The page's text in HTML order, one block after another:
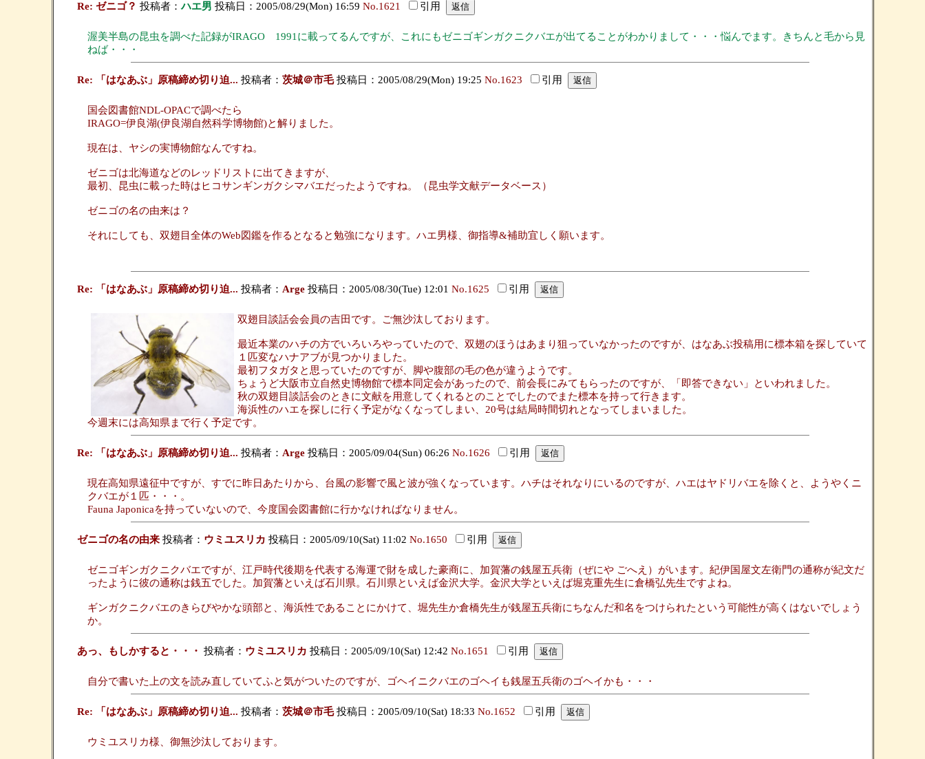
Re: ゼニゴ？ 投稿者：ハエ男 投稿日：2005/08/29(Mon) 16:59 No.1621 引用
渥美半島の昆虫を調べた記録がIRAGO 1991に載ってるんですが、これにもゼニゴギンガクニクバエが出てることがわかりまして・・・悩んでます。きちんと毛から見
ねば・・・
Re: 「はなあぶ」原稿締め切り迫... 投稿者： 茨城＠市毛投稿日：2005/08/29(Mon) 19:25 No.1623 引用
国会図書館NDL-OPACで調べたら
IRAGO=伊良湖(伊良湖自然科学博物館)と解りました。
現在は、ヤシの実博物館なんですね。
ゼニゴは北海道などのレッドリストに出てきますが、
最初、昆虫に載った時はヒコサンギンガクシマバエだったようですね。（昆虫学文献データベース）
ゼニゴの名の由来は？
それにしても、双翅目全体のWeb図鑑を作るとなると勉強になります。ハエ男様、御指導&補助宜しく願います。
Re: 「はなあぶ」原稿締め切り迫... 投稿者： Arge投稿日：2005/08/30(Tue) 12:01 No.1625 引用
双翅目談話会会員の吉田です。ご無沙汰しております。
最近本業のハチの方でいろいろやっていたので、双翅のほうはあまり狙っていなかったのですが、はなあぶ投稿用に標本箱を探していて
１匹変なハナアブが見つかりました。
最初フタガタと思っていたのですが、脚や腹部の毛の色が違うようです。
ちょうど大阪市立自然史博物館で標本同定会があったので、前会長にみてもらったのですが、「即答できない」といわれました。
秋の双翅目談話会のときに文献を用意してくれるとのことでしたのでまた標本を持って行きます。
海浜性のハエを探しに行く予定がなくなってしまい、20号は結局時間切れとなってしまいました。
今週末には高知県まで行く予定です。
Re: 「はなあぶ」原稿締め切り迫... 投稿者： Arge投稿日：2005/09/04(Sun) 06:26 No.1626 引用
現在高知県遠征中ですが、すでに昨日あたりから、台風の影響で風と波が強くなっています。ハチはそれなりにいるのですが、ハエはヤドリバエを除くと、ようやくニ
クバエが１匹・・・。
Fauna Japonicaを持っていないので、今度国会図書館に行かなければなりません。
ゼニゴの名の由来投稿者： ウミユスリカ 投稿日：2005/09/10(Sat) 11:02 No.1650 引用
ゼニゴギンガクニクバエですが、江戸時代後期を代表する海運で財を成した豪商に、加賀藩の銭屋五兵衛（ぜにや ごへえ）がいます。紀伊国屋文左衛門の通称が紀文だ
ったように彼の通称は銭五でした。加賀藩といえば石川県。石川県といえば金沢大学。金沢大学といえば堀克重先生に倉橋弘先生ですよね。
ギンガクニクバエのきらびやかな頭部と、海浜性であることにかけて、堀先生か倉橋先生が銭屋五兵衛にちなんだ和名をつけられたという可能性が高くはないでしょう
か。
あっ、もしかすると・・・ 投稿者： ウミユスリカ 投稿日：2005/09/10(Sat) 12:42 No.1651 引用
自分で書いた上の文を読み直していてふと気がついたのですが、ゴヘイニクバエのゴヘイも銭屋五兵衛のゴヘイかも・・・
Re: 「はなあぶ」原稿締め切り迫... 投稿者： 茨城＠市毛投稿日：2005/09/10(Sat) 18:33 No.1652 引用
ウミユスリカ様、御無沙汰しております。